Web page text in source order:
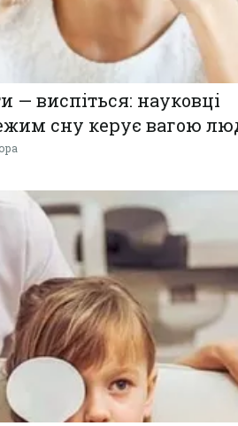
— виспіться: науковці
сну керує вагою